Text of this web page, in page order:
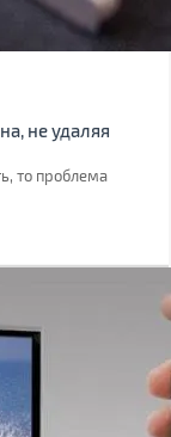
не удаляя
то проблема